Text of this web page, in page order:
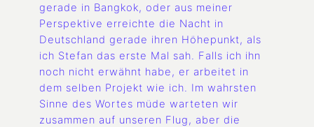
gerade in Bangkok, oder aus meiner
Perspektive erreichte die Nacht in
Deutschland gerade ihren Höhepunkt, als
ich Stefan das erste Mal sah. Falls ich ihn
noch nicht erwähnt habe, er arbeitet in
dem selben Projekt wie ich. Im wahrsten
Sinne des Wortes müde warteten wir
zusammen auf unseren Flug, aber die